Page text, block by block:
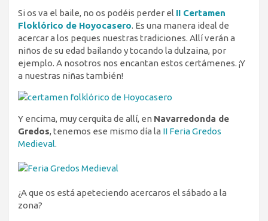
Si os va el baile, no os podéis perder el II Certamen
Floklórico de Hoyocasero. Es una manera ideal de
acercar a los peques nuestras tradiciones. Allí verán a
niños de su edad bailando y tocando la dulzaina, por
ejemplo. A nosotros nos encantan estos certámenes. ¡Y
a nuestras niñas también!
Y encima, muy cerquita de allí, en Navarredonda de
Gredos, tenemos ese mismo día la II Feria Gredos
Medieval.
¿A que os está apeteciendo acercaros el sábado a la
zona?